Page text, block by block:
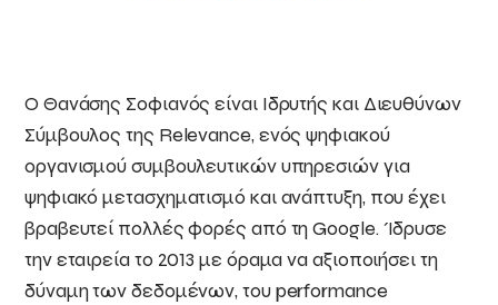
Ο Θανάσης Σοφιανός είναι Ιδρυτής και Διευθύνων
Σύμβουλος της Relevance, ενός ψηφιακού
οργανισμού συμβουλευτικών υπηρεσιών για
ψηφιακό μετασχηματισμό και ανάπτυξη, που έχει
βραβευτεί πολλές φορές από τη Google. Ίδρυσε
την εταιρεία το 2013 με όραμα να αξιοποιήσει τη
δύναμη των δεδομένων, του performance